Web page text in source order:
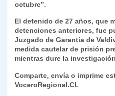
octubre”.
El detenido de 27 años, que
detenciones anteriores, fue
Juzgado de Garantía de
medida cautelar de prisión
mientras dure la
Comparte, envía o imprime
VoceroRegional.CL